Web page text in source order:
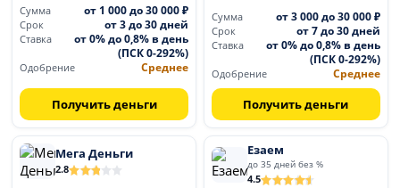
Сумма от 1 000 до 30 000 ₽
Срок от 3 до 30 дней
Ставка
от 0% до 0,8% в день
(ПСК 0-292%)
Одобрение Среднее
Получить деньги
Сумма
от 3 000 до 30 000 ₽
Срок от 7 до 30 дней
Ставка
от 0% до 0,8% в день
(ПСК 0-292%)
Одобрение Среднее
Получить деньги
Мега Деньги
2.8
Езаем
до 35 дней без %
4.5